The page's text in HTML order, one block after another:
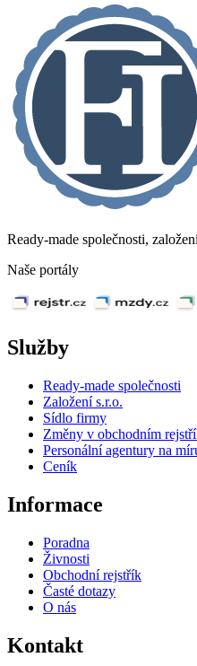
Ready-made společnosti,
Naše portály
Služby
Ready-made společnosti
Založení s.r.o.
Sídlo firmy
Změny v obchodním
Personální agentury na
Ceník
Informace
Poradna
Živnosti
Obchodní rejstřík
Časté dotazy
O nás
Kontakt